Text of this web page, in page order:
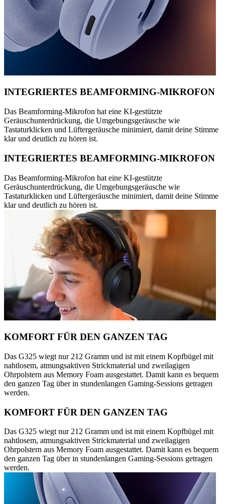
INTEGRIERTES BEAMFORMING-MIKROFON
Das Beamforming-Mikrofon hat eine KI-gestützte
Geräuschunterdrückung, die Umgebungsgeräusche wie
Tastaturklicken und Lüftergeräusche minimiert, damit deine Stimme
klar und deutlich zu hören ist.
INTEGRIERTES BEAMFORMING-MIKROFON
Das Beamforming-Mikrofon hat eine KI-gestützte
Geräuschunterdrückung, die Umgebungsgeräusche wie
Tastaturklicken und Lüftergeräusche minimiert, damit deine Stimme
klar und deutlich zu hören ist.
KOMFORT FÜR DEN GANZEN TAG
Das G325 wiegt nur 212 Gramm und ist mit einem Kopfbügel mit
nahtlosem, atmungsaktiven Strickmaterial und zweilagigen
Ohrpolstern aus Memory Foam ausgestattet. Damit kann es bequem
den ganzen Tag über in stundenlangen Gaming-Sessions getragen
werden.
KOMFORT FÜR DEN GANZEN TAG
Das G325 wiegt nur 212 Gramm und ist mit einem Kopfbügel mit
nahtlosem, atmungsaktiven Strickmaterial und zweilagigen
Ohrpolstern aus Memory Foam ausgestattet. Damit kann es bequem
den ganzen Tag über in stundenlangen Gaming-Sessions getragen
werden.